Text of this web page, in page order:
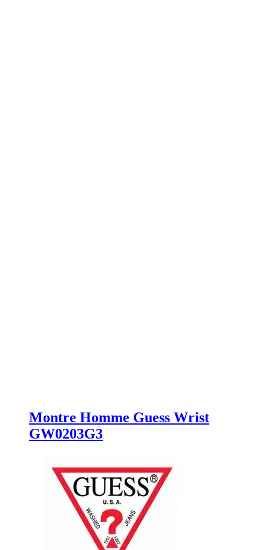
Montre Homme Guess Wrist
GW0203G3